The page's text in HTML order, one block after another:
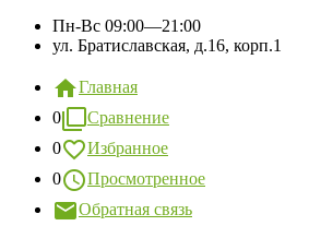
Пн-Вс 09:00—21:00
ул. Братиславская, д.16, корп.1
Главная
0
Сравнение
0
Избранное
0
Просмотренное
Обратная связь